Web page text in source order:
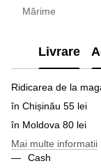
Mărime
Livrare
Ridicarea de la
în Chișinău 55 lei
în Moldova 80 lei
Mai multe informatii
Cash